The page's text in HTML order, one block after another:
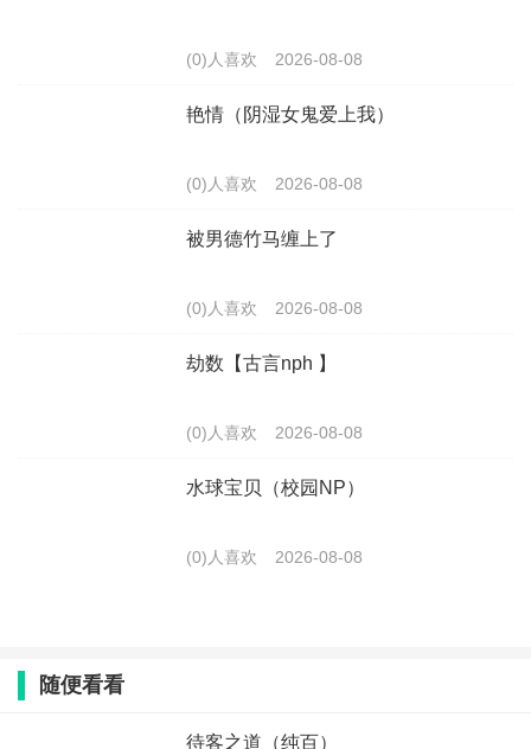
(0)人喜欢 2026-08-08
艳情（阴湿女鬼爱上我）
(0)人喜欢 2026-08-08
被男德竹马缠上了
(0)人喜欢 2026-08-08
劫数【古言nph 】
(0)人喜欢 2026-08-08
水球宝贝（校园NP）
(0)人喜欢 2026-08-08
随便看看
待客之道（纯百）